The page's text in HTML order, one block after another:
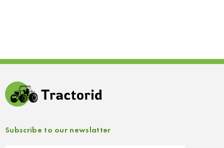
Subscribe to our newslatter